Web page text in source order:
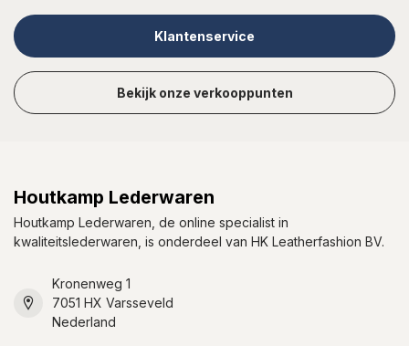
Klantenservice
Bekijk onze verkooppunten
Houtkamp Lederwaren
Houtkamp Lederwaren, de online specialist in
kwaliteitslederwaren, is onderdeel van HK Leatherfashion BV.
Kronenweg 1
7051 HX Varsseveld
Nederland